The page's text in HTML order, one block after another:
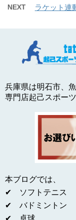
NEXT ラケット連
兵庫県は明石市、
専門店起己スポー
本ブログでは、
✔ ソフトテニス
✔ バドミントン
✔ 卓球